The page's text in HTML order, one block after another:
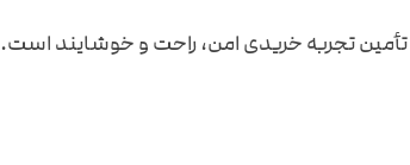
تأمین تجربه خریدی امن، راحت و خوشایند است.